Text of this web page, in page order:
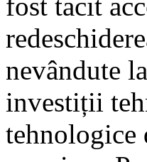
fost tacit
nevândute
investiții
tehnologice